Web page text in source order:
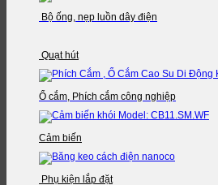
Bộ ống, nẹp luồn dây điện
Quạt hút
Ổ cắm, Phích cắm công nghiệp
Cảm biến
Phụ kiện lắp đặt